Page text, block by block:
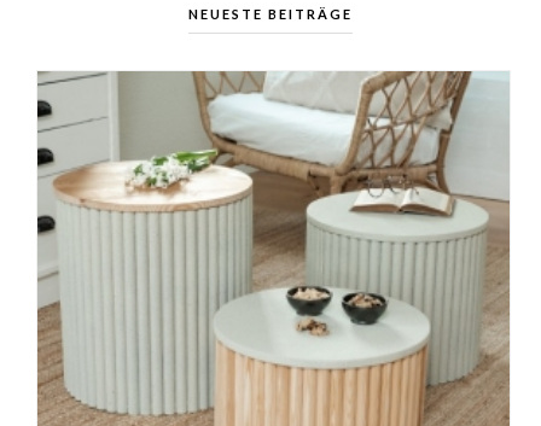
NEUESTE BEITRÄGE